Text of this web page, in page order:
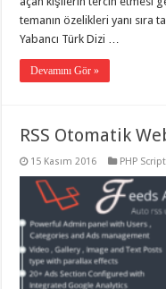
temanın özelikleri yanı sıra
Yabancı Türk Dizi …
Devamını Gör »
RSS Otomatik
15 Kasım 2016 PHP